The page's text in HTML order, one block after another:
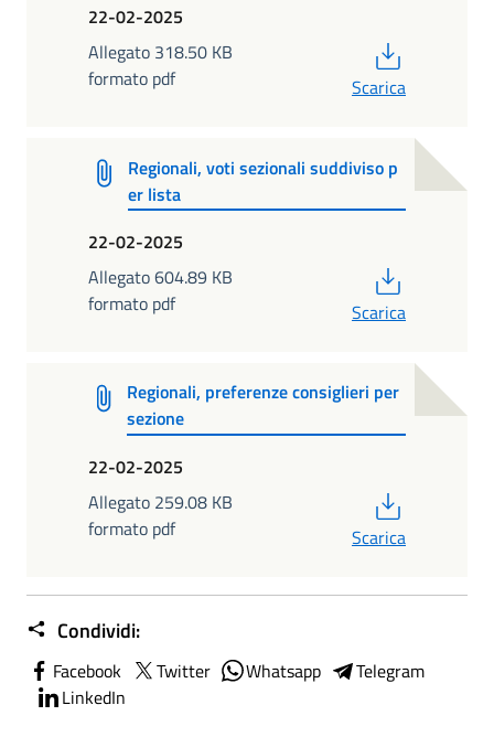
22-02-2025
Allegato 318.50 KB
formato pdf
Scarica
Regionali, voti sezionali suddiviso p
er lista
22-02-2025
Allegato 604.89 KB
formato pdf
Scarica
Regionali, preferenze consiglieri per
sezione
22-02-2025
Allegato 259.08 KB
formato pdf
Scarica
Condividi:
Facebook Twitter Whatsapp
Telegram
LinkedIn